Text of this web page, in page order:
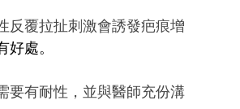
反覆拉扯刺激會誘發疤痕增
處。
要有耐性，並與醫師充份溝